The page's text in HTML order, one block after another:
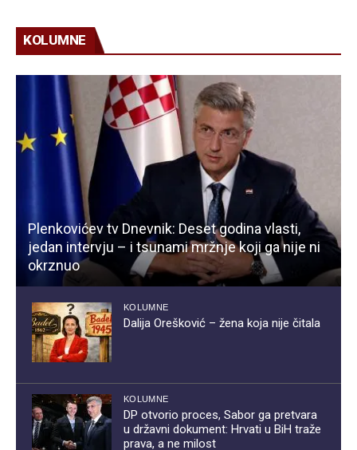
KOLUMNE
Plenkovićev tv Dnevnik: Deset godina vlasti,
jedan intervju – i tsunami mržnje koji ga nije ni
okrznuo
KOLUMNE
Dalija Orešković – žena koja nije čitala
KOLUMNE
DP otvorio proces, Sabor ga pretvara
u državni dokument: Hrvati u BiH traže
prava, a ne milost